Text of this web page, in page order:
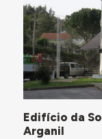
Edifício da
Arganil